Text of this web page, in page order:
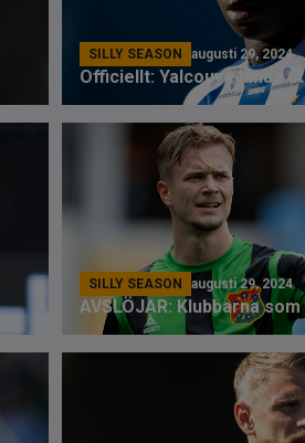
SILLY SEASON augusti 29, 2024
Officiellt: Yalcouyé lånas ut
SILLY SEASON augusti 29, 2024